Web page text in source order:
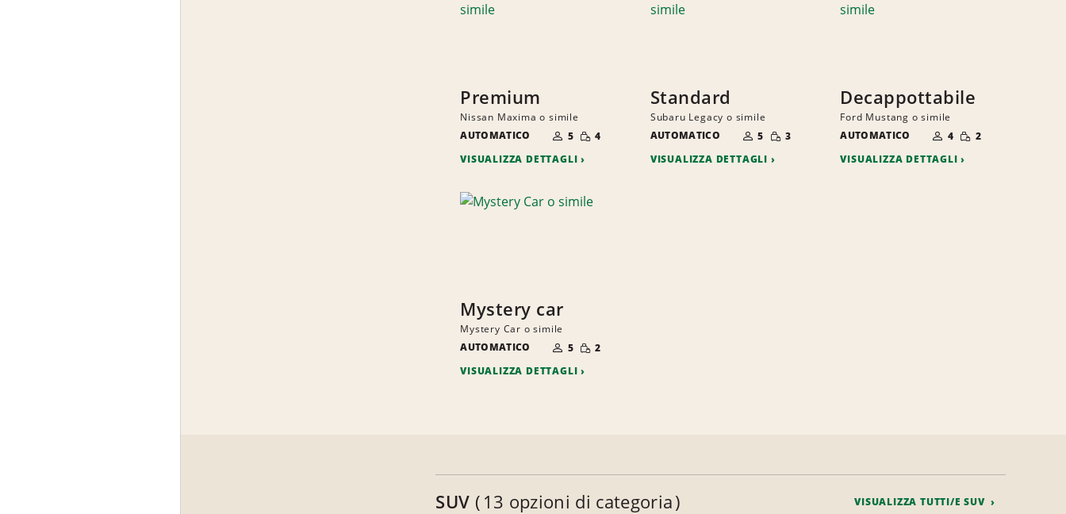
Premium
Nissan Maxima o simile
AUTOMATICO
DI
PERSONE
5 QUANTITÀ
RIDOTTA
4
VISUALIZZA DETTAGLI
Standard
Subaru Legacy o simile
AUTOMATICO
DI
PERSONE
5 QUANTITÀ
RIDOTTA
3
VISUALIZZA DETTAGLI
Decappottabile
Ford Mustang o simile
AUTOMATICO
DI
PERSONE
4 QUANTITÀ
RIDOTTA
2
VISUALIZZA DETTAGLI
Mystery car
Mystery Car o simile
AUTOMATICO
DI
PERSONE
5 QUANTITÀ
RIDOTTA
2
VISUALIZZA DETTAGLI
SUV 13 opzioni di categoria VISUALIZZA TUTTI/E SUV